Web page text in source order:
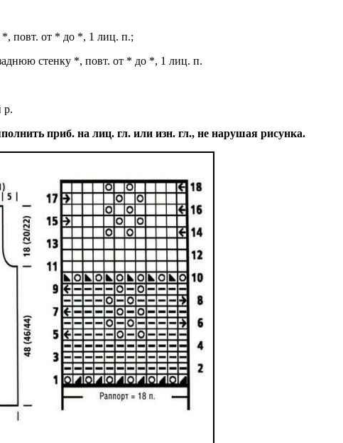
*, повт. от * до *, 1 лиц. п.;
стенку *, повт. от * до *, 1 лиц. п.
р.
приб. на лиц. гл. или изн. гл., не нарушая рисунка.